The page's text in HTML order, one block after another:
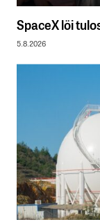
SpaceX löi
5.8.2026